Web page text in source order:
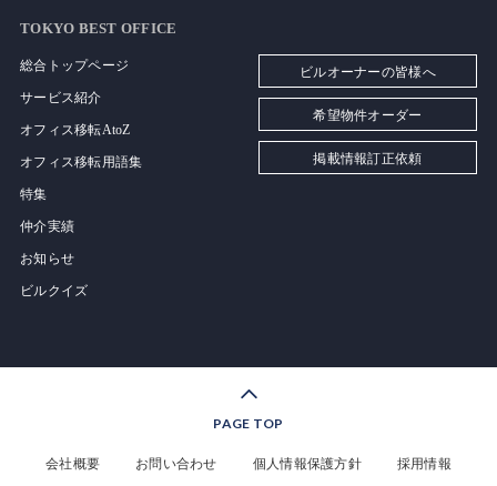
TOKYO BEST OFFICE
総合トップページ
サービス紹介
オフィス移転AtoZ
オフィス移転用語集
特集
仲介実績
お知らせ
ビルクイズ
ビルオーナーの皆様へ
希望物件オーダー
掲載情報訂正依頼
PAGE TOP
会社概要 お問い合わせ 個人情報保護方針 採用情報